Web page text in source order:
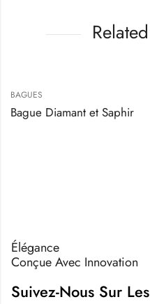
BAGUES
Bague Diamant et Saphir
Élégance
Conçue Avec Innovation
Suivez-Nous Sur